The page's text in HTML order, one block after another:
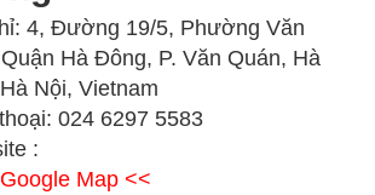
4, Đường 19/5, Phường Văn
Hà Đông, P. Văn Quán, Hà
Nội, Vietnam
024 6297 5583
:
Map <<